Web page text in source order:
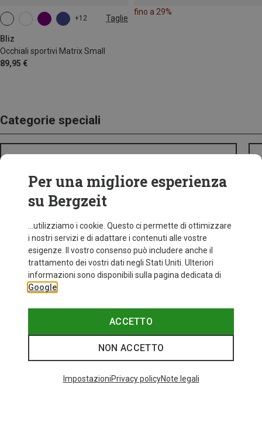
+12 Taglie
Bliz
Occhiali sportivi Matrix Small
89,95 €
ONE SIZE
fino a 29%
Categorie speciali
Per una migliore esperienza
su Bergzeit
...utilizziamo i cookie. Questo ci permette di ottimizzare
i nostri servizi e di adattare i contenuti alle vostre
esigenze. Il vostro consenso può includere anche il
trattamento dei vostri dati negli Stati Uniti. Ulteriori
informazioni sono disponibili sulla pagina dedicata di
Google
ACCETTO
NON ACCETTO
ImpostazioniPrivacy policyNote legali